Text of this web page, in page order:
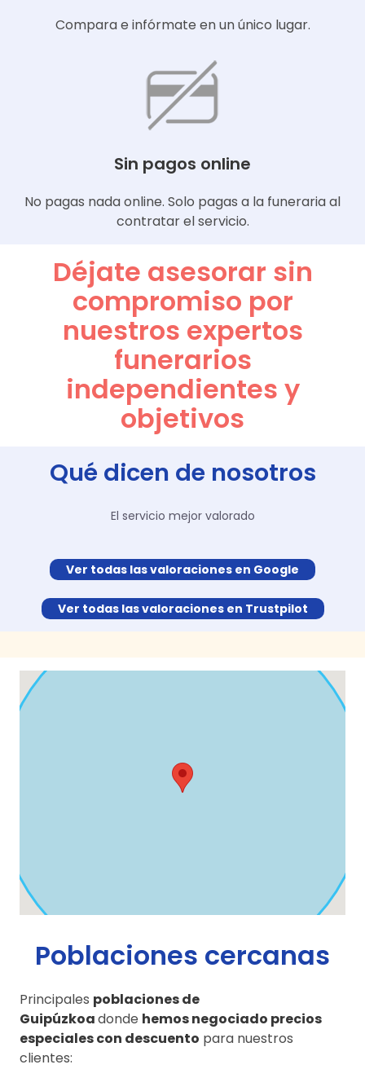
Compara e infórmate en un único lugar.
Sin pagos online
No pagas nada online. Solo pagas a la funeraria al
contratar el servicio.
Déjate asesorar sin
compromiso por
nuestros expertos
funerarios
independientes y
objetivos
Qué dicen de nosotros
El servicio mejor valorado
Ver todas las valoraciones en Google
Ver todas las valoraciones en Trustpilot
Poblaciones cercanas
Principales poblaciones de
Guipúzkoadonde hemos negociado precios
especiales con descuento para nuestros
clientes: